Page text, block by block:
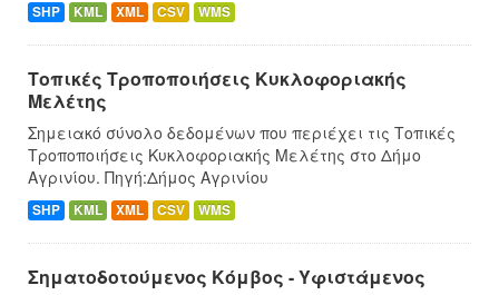
SHP KML XML CSV WMS
Τοπικές Τροποποιήσεις Κυκλοφοριακής
Μελέτης
Σημειακό σύνολο δεδομένων που περιέχει τις Τοπικές
Τροποποιήσεις Κυκλοφοριακής Μελέτης στο Δήμο
Αγρινίου. Πηγή:Δήμος Αγρινίου
SHP KML XML CSV WMS
Σηματοδοτούμενος Κόμβος - Υφιστάμενος